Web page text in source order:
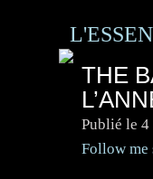
THE
Publié le 4
Follow me